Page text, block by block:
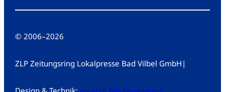
© 2006–2026
ZLP Zeitungsring Lokalpresse Bad Vilbel GmbH |